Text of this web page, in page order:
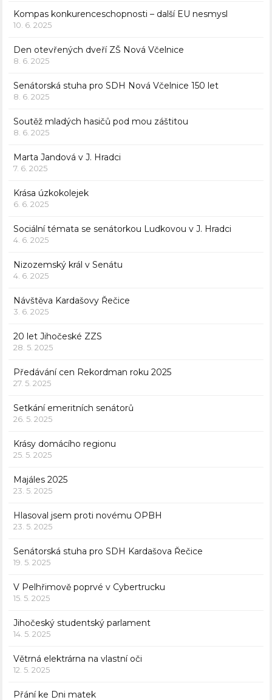
Kompas konkurenceschopnosti – další EU nesmysl
10. 6. 2025
Den otevřených dveří ZŠ Nová Včelnice
8. 6. 2025
Senátorská stuha pro SDH Nová Včelnice 150 let
8. 6. 2025
Soutěž mladých hasičů pod mou záštitou
8. 6. 2025
Marta Jandová v J. Hradci
7. 6. 2025
Krása úzkokolejek
6. 6. 2025
Sociální témata se senátorkou Ludkovou v J. Hradci
4. 6. 2025
Nizozemský král v Senátu
4. 6. 2025
Návštěva Kardašovy Řečice
3. 6. 2025
20 let Jihočeské ZZS
28. 5. 2025
Předávání cen Rekordman roku 2025
27. 5. 2025
Setkání emeritních senátorů
26. 5. 2025
Krásy domácího regionu
25. 5. 2025
Majáles 2025
23. 5. 2025
Hlasoval jsem proti novému OPBH
23. 5. 2025
Senátorská stuha pro SDH Kardašova Řečice
19. 5. 2025
V Pelhřimově poprvé v Cybertrucku
15. 5. 2025
Jihočeský studentský parlament
14. 5. 2025
Větrná elektrárna na vlastní oči
12. 5. 2025
Přání ke Dni matek